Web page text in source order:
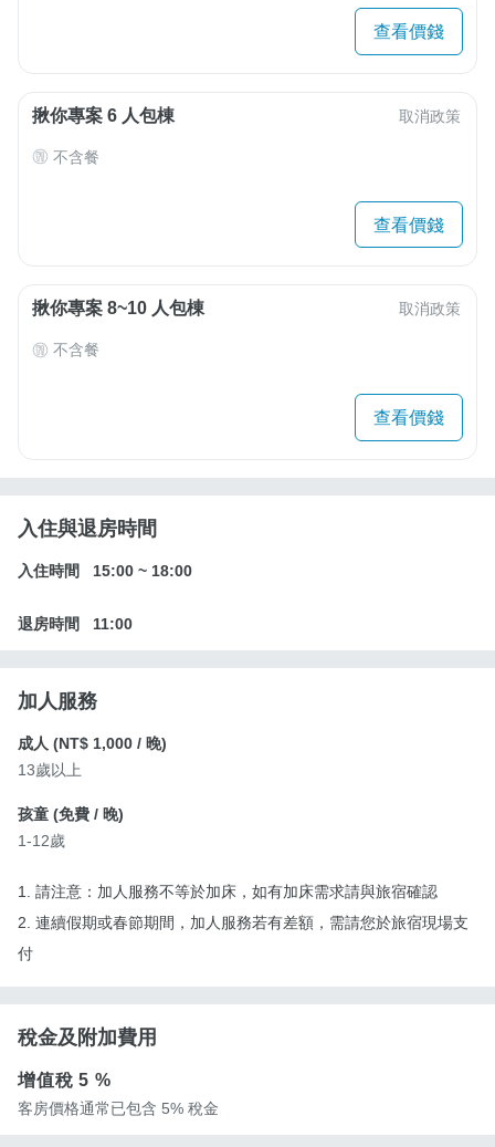
查看價錢
揪你專案 6 人包棟 取消政策
不含餐
查看價錢
揪你專案 8~10 人包棟 取消政策
不含餐
查看價錢
入住與退房時間
入住時間 15:00 ~ 18:00
退房時間 11:00
加人服務
成人 (NT$ 1,000 / 晚)
13歲以上
孩童 (免費 / 晚)
1-12歲
1. 請注意：加人服務不等於加床，如有加床需求請與旅宿確認
2. 連續假期或春節期間，加人服務若有差額，需請您於旅宿現場支
付
稅金及附加費用
增值稅5 %
客房價格通常已包含 5% 稅金